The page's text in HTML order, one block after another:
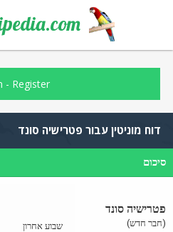
- Register
דוח מוניטין עבור פטרישיה סונד
סיכום
פטרישיה סונד
(חבר חדש) שבוע אחרון